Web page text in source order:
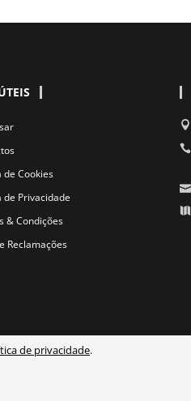
de Cookies
de Privacidade
& Condições
Reclamações
de privacidade.